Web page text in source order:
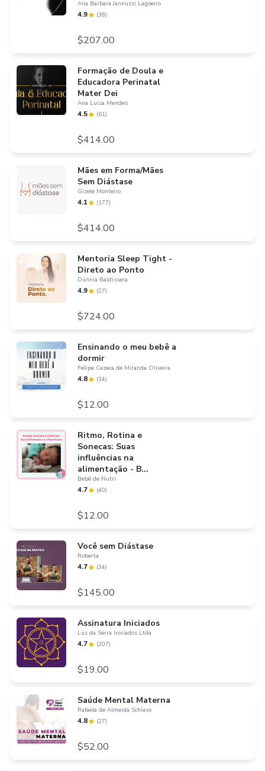
Ana Barbara Jannuzzi Lagoeiro
4.9 (38)
$207.00
Formação de Doula e
Educadora Perinatal
Mater Dei
Ana Luíza Mendes
4.5 (61)
$414.00
Mães em Forma/Mães
Sem Diástase
Gizele Monteiro
4.1 (177)
$414.00
Mentoria Sleep Tight -
Direto ao Ponto
Dúnnia Baldissera
4.9 (27)
$724.00
Ensinando o meu bebê a
dormir
Felipe Cazeca de Miranda Oliveira
4.8 (34)
$12.00
Ritmo, Rotina e
Sonecas: Suas
influências na
alimentação - B...
Bebê de Nutri
4.7 (40)
$12.00
Você sem Diástase
Roberta
4.7 (34)
$145.00
Assinatura Iniciados
Luz da Serra Iniciados Ltda
4.7 (207)
$19.00
Saúde Mental Materna
Rafaela de Almeida Schiavo
4.8 (27)
$52.00